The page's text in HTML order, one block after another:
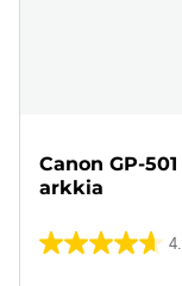
Canon GP-
arkkia
4.7/5